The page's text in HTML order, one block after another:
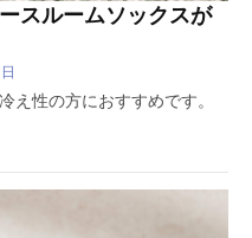
スルームソックスが
え性の方におすすめです。